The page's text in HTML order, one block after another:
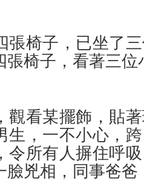
張椅子，已坐了
張椅子，看著三位
觀看某擺飾，貼
生，一不小心，
令所有人摒住呼
臉兇相，同事爸